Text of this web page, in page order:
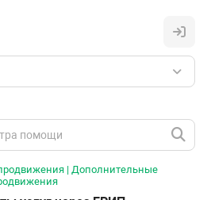
| Дополнительные